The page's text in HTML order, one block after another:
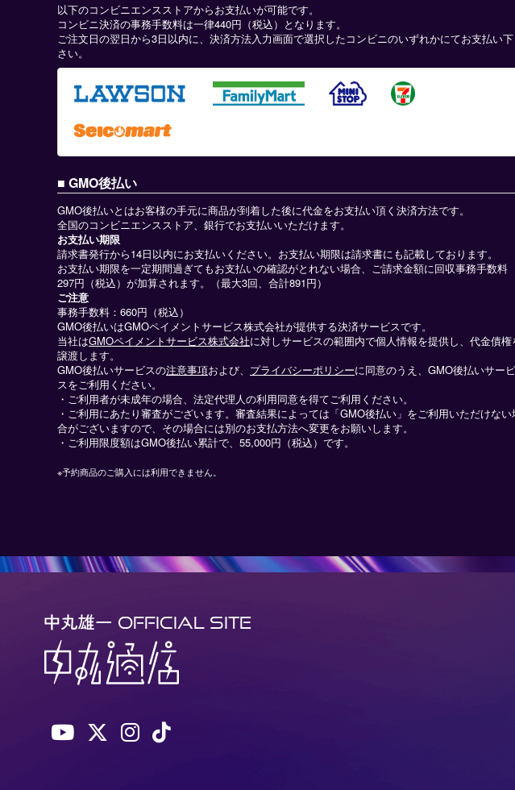
以下のコンビニエンスストアからお支払いが可能です。
コンビニ決済の事務手数料は一律440円（税込）となります。
ご注文日の翌日から3日以内に、決済方法入力画面で選択したコンビニのいずれかにてお支払い下
さい。
GMO後払い
GMO後払いとはお客様の手元に商品が到着した後に代金をお支払い頂く決済方法です。
全国のコンビニエンスストア、銀行でお支払いいただけます。
お支払い期限
請求書発行から14日以内にお支払いください。お支払い期限は請求書にも記載しております。
お支払い期限を一定期間過ぎてもお支払いの確認がとれない場合、ご請求金額に回収事務手数料
297円（税込）が加算されます。（最大3回、合計891円）
ご注意
事務手数料：660円（税込）
GMO後払いはGMOペイメントサービス株式会社が提供する決済サービスです。
当社はGMOペイメントサービス株式会社に対しサービスの範囲内で個人情報を提供し、代金債権
譲渡します。
GMO後払いサービスの注意事項および、 プライバシーポリシーに同意のうえ、GMO後払いサービ
スをご利用ください。
・ご利用者が未成年の場合、法定代理人の利用同意を得てご利用ください。
・ご利用にあたり審査がございます。審査結果によっては「GMO後払い」をご利用いただけない
合がございますので、その場合には別のお支払方法へ変更をお願いします。
・ご利用限度額はGMO後払い累計で、55,000円（税込）です。
※予約商品のご購入には利用できません。
OFFICIAL SITE